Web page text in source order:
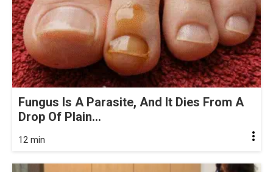
Fungus Is A Parasite, And It Dies From A
Drop Of Plain...
12 min